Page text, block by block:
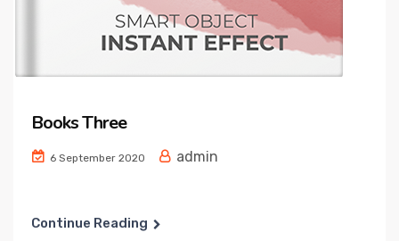
Books Three
6 September 2020 admin
Continue Reading